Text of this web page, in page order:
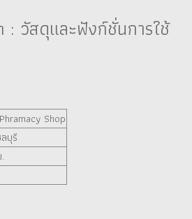
: วัสดุและฟังก์ชั่นการใช้
Shop
บุรี